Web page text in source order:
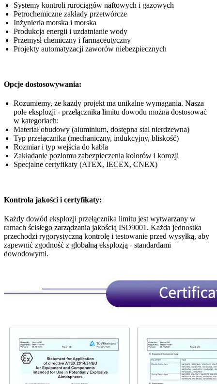
Systemy kontroli rurociągów naftowych i gazowych
Petrochemiczne zakłady przetwórcze
Inżynieria morska i morska
Produkcja energii i uzdatnianie wody
Przemysł chemiczny i farmaceutyczny
Projekty automatyzacji zaworów niebezpiecznych
Opcje dostosowywania:
Rozumiemy, że każdy projekt ma unikalne wymagania. Nasza
pole eksplozji - przełącznika limitu dowodu można dostosować
w kategoriach:
Materiał obudowy (aluminium, dostępna stal nierdzewna)
Typ przełącznika (mechaniczny, indukcyjny, bliskość)
Rozmiar i typ wejścia do kabla
Zakładanie poziomu zabezpieczenia kolorów i korozji
Specjalne certyfikaty (ATEX, IECEX, CNEX)
Kontrola jakości i certyfikaty:
Każdy dowód eksplozji przełącznika limitu jest wytwarzany w
ramach ścisłego zarządzania jakością ISO9001. Każda jednostka
przechodzi rygorystyczną kontrolę i testowanie przed wysyłką, aby
zapewnić zgodność z globalną eksplozją - standardami
dowodowymi.